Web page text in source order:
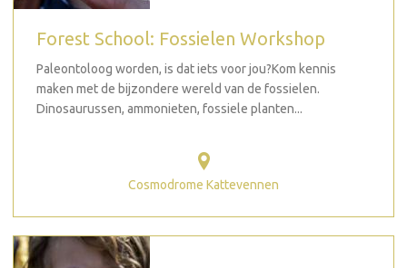
Forest School: Fossielen Workshop
Paleontoloog worden, is dat iets voor jou?Kom kennis
maken met de bijzondere wereld van de fossielen.
Dinosaurussen, ammonieten, fossiele planten...
Cosmodrome Kattevennen